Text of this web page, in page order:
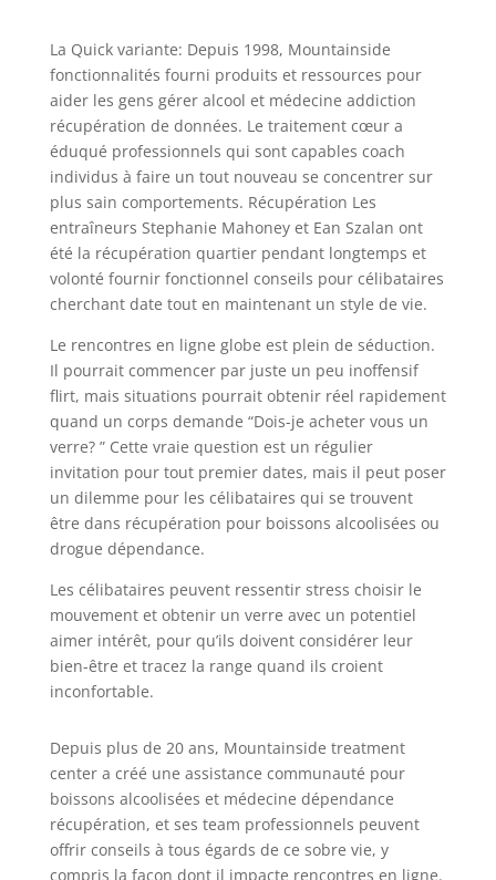
La Quick variante: Depuis 1998, Mountainside
fonctionnalités fourni produits et ressources pour
aider les gens gérer alcool et médecine addiction
récupération de données. Le traitement cœur a
éduqué professionnels qui sont capables coach
individus à faire un tout nouveau se concentrer sur
plus sain comportements. Récupération Les
entraîneurs Stephanie Mahoney et Ean Szalan ont
été la récupération quartier pendant longtemps et
volonté fournir fonctionnel conseils pour célibataires
cherchant date tout en maintenant un style de vie.
Le rencontres en ligne globe est plein de séduction.
Il pourrait commencer par juste un peu inoffensif
flirt, mais situations pourrait obtenir réel rapidement
quand un corps demande “Dois-je acheter vous un
verre? ” Cette vraie question est un régulier
invitation pour tout premier dates, mais il peut poser
un dilemme pour les célibataires qui se trouvent
être dans récupération pour boissons alcoolisées ou
drogue dépendance.
Les célibataires peuvent ressentir stress choisir le
mouvement et obtenir un verre avec un potentiel
aimer intérêt, pour qu’ils doivent considérer leur
bien-être et tracez la range quand ils croient
inconfortable.
Depuis plus de 20 ans, Mountainside treatment
center a créé une assistance communauté pour
boissons alcoolisées et médecine dépendance
récupération, et ses team professionnels peuvent
offrir conseils à tous égards de ce sobre vie, y
compris la façon dont il impacte rencontres en ligne.